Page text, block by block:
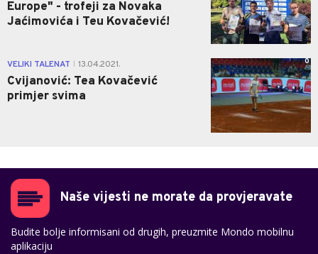
Europe" - trofeji za Novaka
Jaćimovića i Teu Kovačević!
VELIKI TALENAT 13.04.2021.
Cvijanović: Tea Kovačević
primjer svima
0
Naše vijesti ne morate da provjeravate
Budite bolje informisani od drugih, preuzmite Mondo mobilnu
aplikaciju